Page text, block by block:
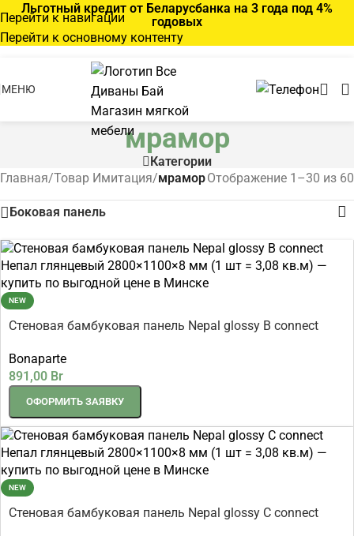
Перейти к навигации
Перейти к основному контенту
Льготный кредит от Беларусбанка на 3 года под 4%
годовых
МЕНЮ
мрамор
Категории
Главная/Товар Имитация/мраморОтображение 1–30 из 60
Боковая панель
NEW
Стеновая бамбуковая панель Nepal glossy B connect
Bonaparte
891,00 Br
ОФОРМИТЬ ЗАЯВКУ
NEW
Стеновая бамбуковая панель Nepal glossy C connect